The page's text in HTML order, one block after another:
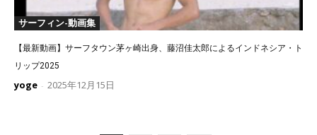
サーフィン-動画集
【最新動画】サーフタウン茅ヶ崎出身、藤沼佳太郎によるインドネシア・ト
リップ2025
yoge - 2025年12月15日